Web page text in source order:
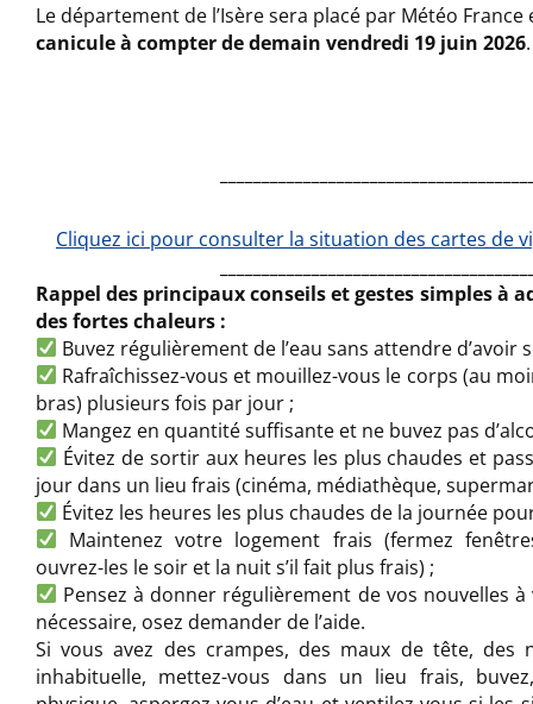
Le département de l’Isère sera placé par Météo France
canicule à compter de demain vendredi 19 juin 2026.
Cliquez ici pour consulter la situation des cartes de
Rappel des principaux conseils et gestes simples à
des fortes chaleurs :
Buvez régulièrement de l’eau sans attendre d’avoir
Rafraîchissez-vous et mouillez-vous le corps (au
bras) plusieurs fois par jour ;
Mangez en quantité suffisante et ne buvez pas
Évitez de sortir aux heures les plus chaudes et
jour dans un lieu frais (cinéma, médiathèque,
Évitez les heures les plus chaudes de la journée
Maintenez votre logement frais (fermez
ouvrez-les le soir et la nuit s’il fait plus frais) ;
Pensez à donner régulièrement de vos nouvelles
nécessaire, osez demander de l’aide.
Si vous avez des crampes, des maux de tête, des
inhabituelle, mettez-vous dans un lieu frais,